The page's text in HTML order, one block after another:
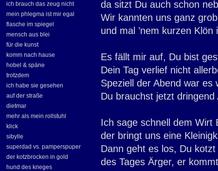
ich brauch das zeug nicht
mein phlegma ist mir egal
flasche im spiegel
mensch aus blei
für die kunst
komm nach hause
hobel & späne
trotzdem
ich habe sie gesehen
auf der straße
dietmar
mehr als mein rollstuhl
klick
sibylle
superdad vs. pamperspuper
der kotzbrocken in gold
hund des krieges
da sitzt Du auch schon
Wir kannten uns ganz
und mal ’nem kurzen Klön
Es fällt mir auf, Du bist
Dein Tag verlief nicht
Speziell der Abend war es
Du brauchst jetzt dringend
Ich sage schnell dem Wirt
der bringt uns eine
Dann geht es los, Du
des Tages Ärger, er